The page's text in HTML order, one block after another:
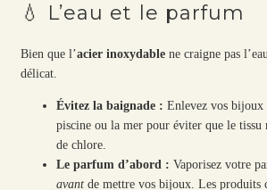
💧 L’eau et le parfum
Bien que l’acier inoxydablene craigne pas
délicat.
Évitez la baignade : Enlevez vos bijoux
piscine ou la mer pour éviter que le tissu
de chlore.
Le parfum d’abord : Vaporisez votre
avantde mettre vos bijoux. Les produits